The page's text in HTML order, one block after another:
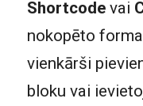
Shortcodevai
nokopēto
vienkārši
bloku vai